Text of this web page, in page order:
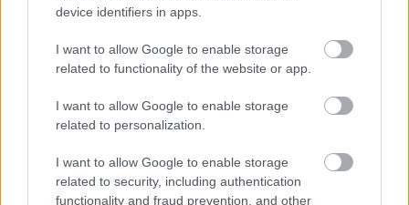
device identifiers in apps.
I want to allow Google to enable storage
related to functionality of the website or app.
I want to allow Google to enable storage
related to personalization.
I want to allow Google to enable storage
related to security, including authentication
functionality and fraud prevention, and other
слой растительности, простирающийся вдаль.
блестящими в местах отражения солнечного
света, подчеркивая их пышный рост и
жизненную силу.
На переднем плане компактный черный
водяной насос частично расположен на краю
канала. От насоса отходит гибкий шланг,
изгибающийся наружу и направляющий чистую